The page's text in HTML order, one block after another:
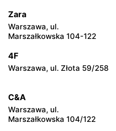
Górki, ul. Górki 71
Iwierzyce, ul. Iwierzyce
152A
Hyżne, ul. Hyżne 100
moje sklepy
Zara
Warszawa, ul.
Marszałkowska 104-122
4F
Warszawa, ul. Złota 59/258
C&A
Warszawa, ul.
Marszałkowska 104/122